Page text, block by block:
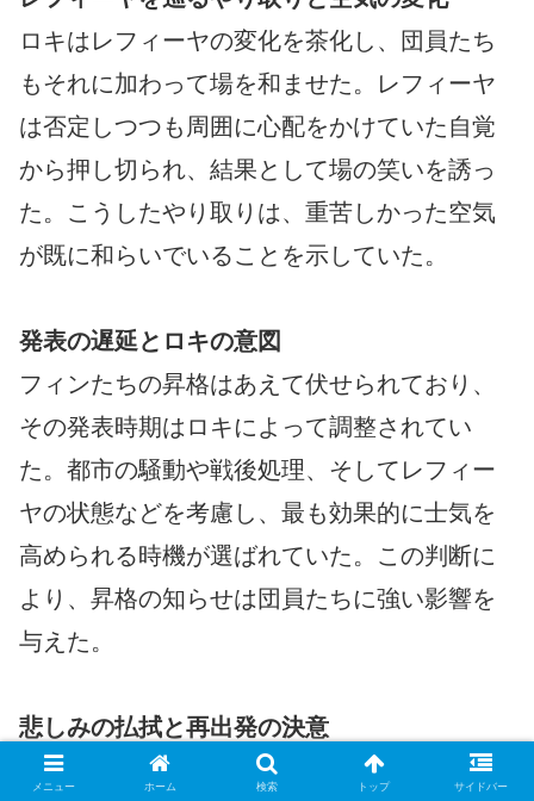
ロキはレフィーヤの変化を茶化し、団員たち
もそれに加わって場を和ませた。レフィーヤ
は否定しつつも周囲に心配をかけていた自覚
から押し切られ、結果として場の笑いを誘っ
た。こうしたやり取りは、重苦しかった空気
が既に和らいでいることを示していた。
発表の遅延とロキの意図
フィンたちの昇格はあえて伏せられており、
その発表時期はロキによって調整されてい
た。都市の騒動や戦後処理、そしてレフィー
ヤの状態などを考慮し、最も効果的に士気を
高められる時機が選ばれていた。この判断に
より、昇格の知らせは団員たちに強い影響を
与えた。
悲しみの払拭と再出発の決意
人造迷宮攻略後に残っていた仲間の死の悲し
メニュー ホーム 検索 トップ サイドバー